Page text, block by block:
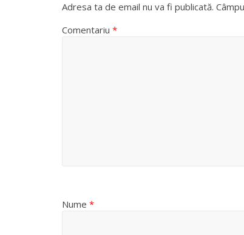
Adresa ta de email nu va fi publicată.
Comentariu *
Nume *